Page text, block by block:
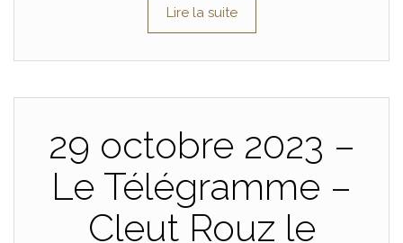
Lire la suite
29 octobre 2023 –
Le Télégramme –
Cleut Rouz le